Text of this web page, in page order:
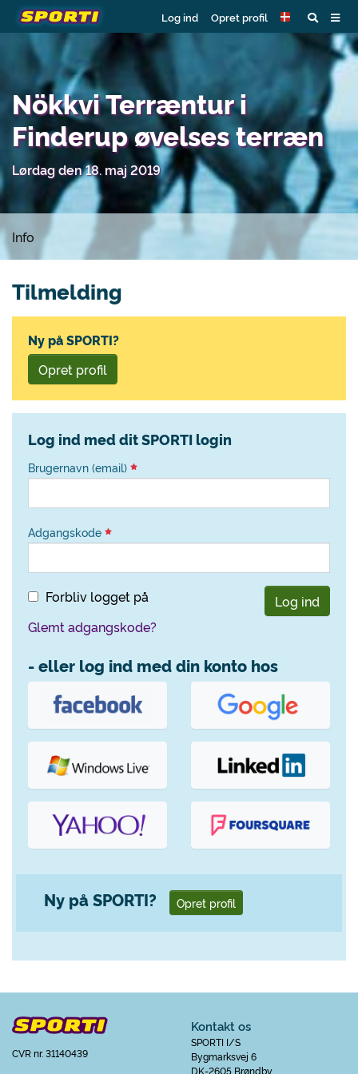
Log ind Opret profil
Nökkvi Terræntur i
Finderup øvelses terræn
Lørdag den 18. maj 2019
Info
Tilmelding
Ny på SPORTI?
Opret profil
Log ind med dit SPORTI login
Brugernavn (email)
Adgangskode
Forbliv logget på
Log ind
Glemt adgangskode?
- eller log ind med din konto hos
Ny på SPORTI? Opret profil
CVR nr. 31140439
Kontakt os
SPORTI I/S
Bygmarksvej 6
DK-2605 Brøndby